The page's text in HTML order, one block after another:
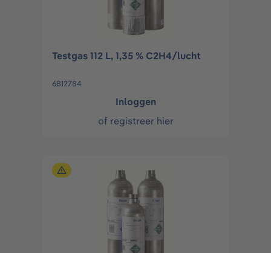
Testgas 112 L, 1,35 % C2H4/lucht
6812784
Inloggen
of registreer hier